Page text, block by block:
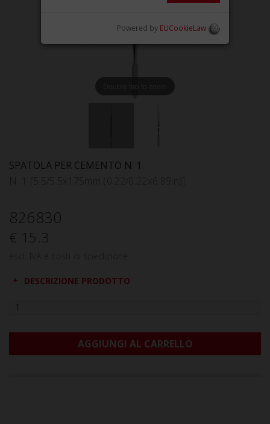
SPATOLA PER CEMENTO N. 1
826830
€ 15.3
DESCRIZIONE PRODOTTO
AGGIUNGI AL CARRELLO
Powered by EUCookieLaw